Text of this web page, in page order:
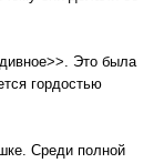
Это была
гордостью
Среди полной